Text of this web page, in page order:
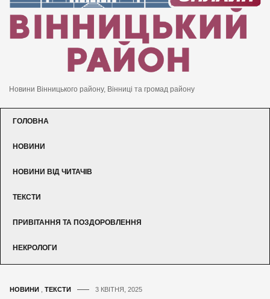
Новини Вінницького району, Вінниці та громад району
ГОЛОВНА
НОВИНИ
НОВИНИ ВІД ЧИТАЧІВ
ТЕКСТИ
ПРИВІТАННЯ ТА ПОЗДОРОВЛЕННЯ
НЕКРОЛОГИ
НОВИНИ ТЕКСТИ 3 КВІТНЯ, 2025